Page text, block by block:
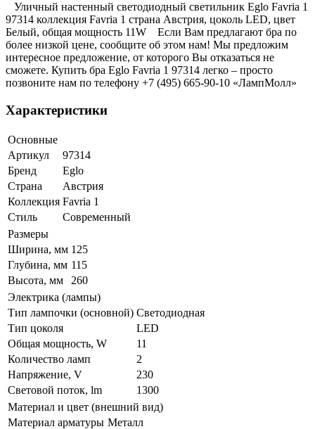
Уличный настенный светодиодный светильник Eglo Favria 1
97314 коллекция Favria 1 страна Австрия, цоколь LED, цвет
Белый, общая мощность 11W Если Вам предлагают бра по
более низкой цене, сообщите об этом нам! Мы предложим
интересное предложение, от которого Вы отказаться не
сможете. Купить бра Eglo Favria 1 97314 легко – просто
позвоните нам по телефону +7 (495) 665-90-10 «ЛампМолл»
Характеристики
Основные
Артикул
97314
Бренд
Eglo
Страна
Австрия
Коллекция Favria 1
Стиль
Современный
Размеры
Ширина, мм 125
Глубина, мм 115
Высота, мм
260
Электрика (лампы)
Тип лампочки (основной) Светодиодная
Тип цоколя
LED
Общая мощность, W
11
Количество ламп
2
Напряжение, V
230
Световой поток, lm
1300
Материал и цвет (внешний вид)
Материал арматуры Металл